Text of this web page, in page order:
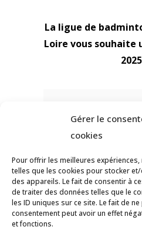
Gérer le
cookies
Pour offrir les meilleures
telles que les cookies pour stocker
des appareils. Le fait de consentir à
de traiter des données telles que le
les ID uniques sur ce site. Le fait de
consentement peut avoir un effet
et fonctions.
La ligue de
Loire vous souhaite
2025